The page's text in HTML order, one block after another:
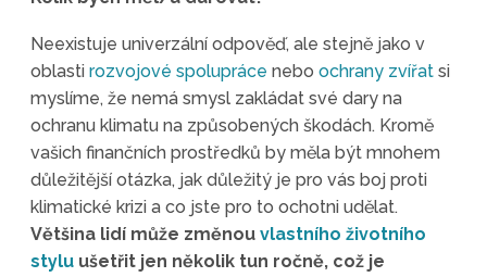
Neexistuje univerzální odpověď, ale stejně jako v
oblasti rozvojové spolupráce nebo ochrany zvířat si
myslíme, že nemá smysl zakládat své dary na
ochranu klimatu na způsobených škodách. Kromě
vašich finančních prostředků by měla být mnohem
důležitější otázka, jak důležitý je pro vás boj proti
klimatické krizi a co jste pro to ochotni udělat.
Většina lidí může změnou vlastního životního
stylu ušetřit jen několik tun ročně, což je